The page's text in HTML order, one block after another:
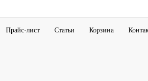
Прайс-лист Статьи Корзина